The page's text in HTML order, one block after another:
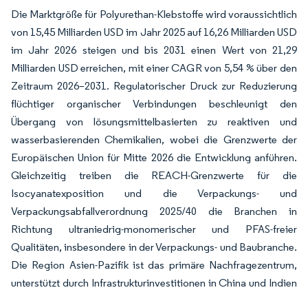
Die Marktgröße für Polyurethan-Klebstoffe wird voraussichtlich
von 15,45 Milliarden USD im Jahr 2025 auf 16,26 Milliarden USD
im Jahr 2026 steigen und bis 2031 einen Wert von 21,29
Milliarden USD erreichen, mit einer CAGR von 5,54 % über den
Zeitraum 2026–2031. Regulatorischer Druck zur Reduzierung
flüchtiger organischer Verbindungen beschleunigt den
Übergang von lösungsmittelbasierten zu reaktiven und
wasserbasierenden Chemikalien, wobei die Grenzwerte der
Europäischen Union für Mitte 2026 die Entwicklung anführen.
Gleichzeitig treiben die REACH-Grenzwerte für die
Isocyanatexposition und die Verpackungs- und
Verpackungsabfallverordnung 2025/40 die Branchen in
Richtung ultraniedrig-monomerischer und PFAS-freier
Qualitäten, insbesondere in der Verpackungs- und Baubranche.
Die Region Asien-Pazifik ist das primäre Nachfragezentrum,
unterstützt durch Infrastrukturinvestitionen in China und Indien